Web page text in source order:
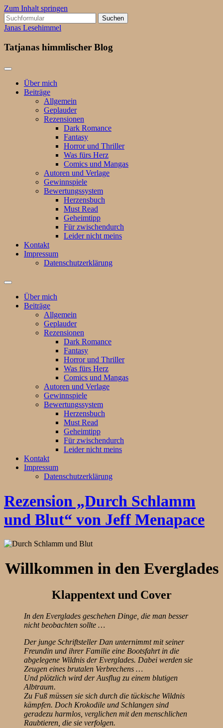
Zum Inhalt springen
Suchen
nach:
Janas Lesehimmel
Tatjanas himmlischer Blog
Über mich
Beiträge
Allgemein
Geplauder
Rezensionen
Dark Romance
Fantasy
Horror und Thriller
Was fürs Herz
Comics und Mangas
Autoren und Verlage
Gewinnspiele
Bewertungssystem
Herzensbuch
Must Read
Geheimtipp
Für zwischendurch
Leider nicht meins
Kontakt
Impressum
Datenschutzerklärung
Suchfeld
ein-/ausblenden
Über mich
Beiträge
Allgemein
Geplauder
Rezensionen
Dark Romance
Fantasy
Horror und Thriller
Was fürs Herz
Comics und Mangas
Autoren und Verlage
Gewinnspiele
Bewertungssystem
Herzensbuch
Must Read
Geheimtipp
Für zwischendurch
Leider nicht meins
Kontakt
Impressum
Datenschutzerklärung
Rezension „Durch Schlamm
und Blut“ von Jeff Menapace
Willkommen in den Everglades
Klappentext und Cover
In den Everglades geschehen Dinge, die man besser
nicht beobachten sollte …
Der junge Schriftsteller Dan unternimmt mit seiner
Freundin und ihrer Familie eine Bootsfahrt in die
abgelegene Wildnis der Everglades. Dabei werden sie
Zeugen eines brutalen Verbrechens …
Und plötzlich wird der Ausflug zu einem blutigen
Albtraum.
Zu Fuß müssen sie sich durch die tückische Wildnis
kämpfen. Doch Krokodile und Schlangen sind
geradezu harmlos, verglichen mit den menschlichen
Raubtieren, die sie verfolgen.